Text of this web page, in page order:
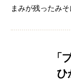
まみが残ったみそ
「
ひ